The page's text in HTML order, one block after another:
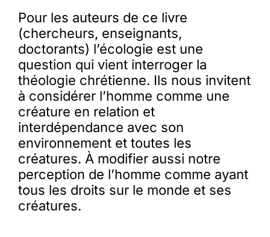
Pour les auteurs de ce livre
(chercheurs, enseignants,
doctorants) l’écologie est une
question qui vient interroger la
théologie chrétienne. Ils nous invitent
à considérer l’homme comme une
créature en relation et
interdépendance avec son
environnement et toutes les
créatures. À modifier aussi notre
perception de l’homme comme ayant
tous les droits sur le monde et ses
créatures.